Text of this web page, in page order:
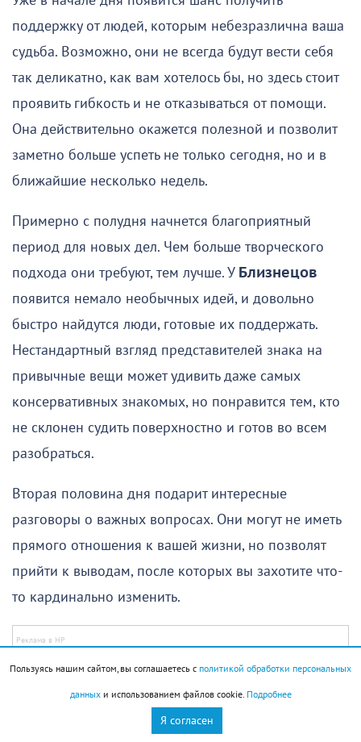
поддержку от людей, которым небезразлична ваша
судьба. Возможно, они не всегда будут вести себя
так деликатно, как вам хотелось бы, но здесь стоит
проявить гибкость и не отказываться от помощи.
Она действительно окажется полезной и позволит
заметно больше успеть не только сегодня, но и в
ближайшие несколько недель.
Примерно с полудня начнется благоприятный
период для новых дел. Чем больше творческого
подхода они требуют, тем лучше. У Близнецов
появится немало необычных идей, и довольно
быстро найдутся люди, готовые их поддержать.
Нестандартный взгляд представителей знака на
привычные вещи может удивить даже самых
консервативных знакомых, но понравится тем, кто
не склонен судить поверхностно и готов во всем
разобраться.
Вторая половина дня подарит интересные
разговоры о важных вопросах. Они могут не иметь
прямого отношения к вашей жизни, но позволят
прийти к выводам, после которых вы захотите что-
то кардинально изменить.
Вечер особенно хорошо подойдет для общения с
людьми, которые вам нравятся. Речь идет не только
о романтических отношениях, но и о дружбе, а
Пользуясь нашим сайтом, вы соглашаетесь с политикой обработки персональных
данныхи использованием файлов cookie. Подробнее
Я согласен